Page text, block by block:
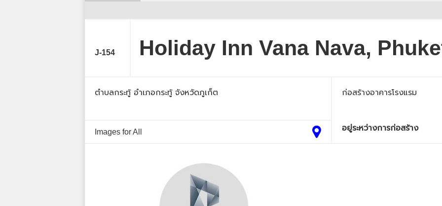
J-154 Holiday Inn Vana Nava,
ตำบลกระทู้ อำเภอกระทู้ จังหวัดภูเก็ต ก่อสร้างอาคารโรงแรม
อยู่ระหว่างการก่อสร้าง
Images for All